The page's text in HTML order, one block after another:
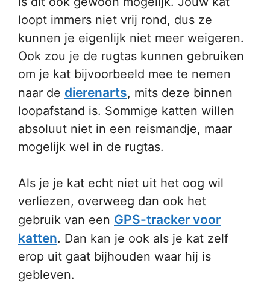
loopt immers niet vrij rond, dus ze
kunnen je eigenlijk niet meer weigeren.
Ook zou je de rugtas kunnen gebruiken
om je kat bijvoorbeeld mee te nemen
naar de dierenarts, mits deze binnen
loopafstand is. Sommige katten willen
absoluut niet in een reismandje, maar
mogelijk wel in de rugtas.
Als je je kat echt niet uit het oog wil
verliezen, overweeg dan ook het
gebruik van een GPS-tracker voor
katten. Dan kan je ook als je kat zelf
erop uit gaat bijhouden waar hij is
gebleven.